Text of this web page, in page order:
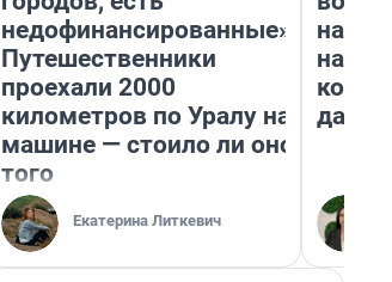
недофинансированные».
Путешественники
проехали 2000
километров по Уралу на
машине — стоило ли оно
того
Екатерина Литкевич
нам
даже